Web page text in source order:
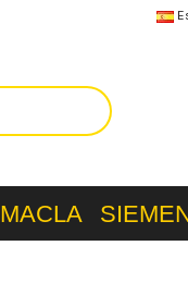
MACLA